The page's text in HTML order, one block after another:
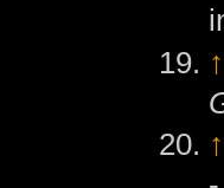
↑
↑